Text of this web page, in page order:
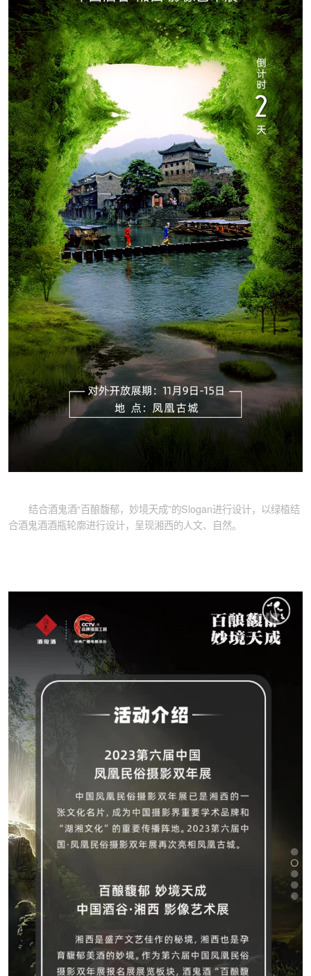
结合酒鬼酒“百酿馥郁，妙境天成”的Slogan进行设计，以绿植结
合酒鬼酒酒瓶轮廓进行设计，呈现湘西的人文、自然。